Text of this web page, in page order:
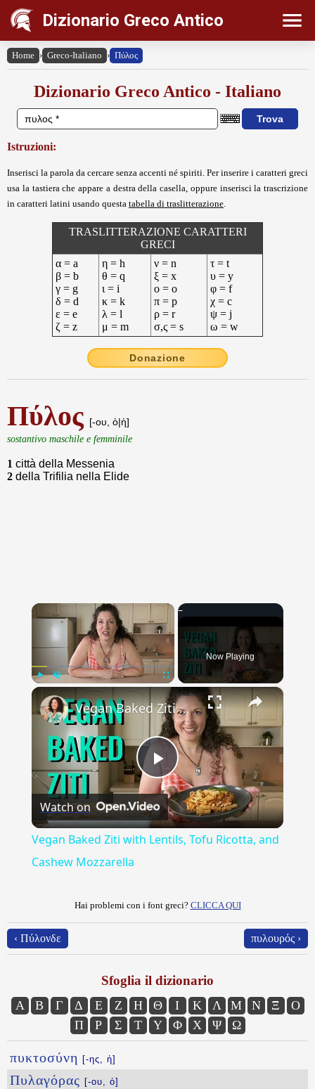
Dizionario Greco Antico
Home › Greco-Italiano › Πύλος
Dizionario Greco Antico - Italiano
Istruzioni:
Inserisci la parola da cercare senza accenti né spiriti. Per inserire i caratteri greci
usa la tastiera che appare a destra della casella, oppure inserisci la trascrizione
in caratteri latini usando questa tabella di traslitterazione
TRASLITTERAZIONE CARATTERI
GRECI
α = a
β = b
γ = g
δ = d
ε = e
ζ = z
η = h
θ = q
ι = i
κ = k
λ = l
μ = m
ν = n
ξ = x
ο = o
π = p
ρ = r
σ,ς = s
τ = t
υ = y
φ = f
χ = c
ψ = j
ω = w
Donazione
Πύλος [-ου, ὁ|ἡ]
sostantivo maschile e femminile
1 città della Messenia
2 della Trifilia nella Elide
×
Fullscreen
Now Playing
×
Play
Video
Vegan Baked Ziti with Lentils, Tofu Ricotta, and Cashew Mozzarella
Watch on
Vegan Baked Ziti with Lentils, Tofu Ricotta, and
Cashew Mozzarella
Hai problemi con i font greci? CLICCA QUI
‹ Πύλονδε πυλουρός ›
Sfoglia il dizionario
Α Β Γ Δ Ε Ζ Η Θ Ι Κ Λ Μ Ν Ξ
Ο
Π
Ρ Σ Τ Υ Φ Χ Ψ Ω
πυκτοσύνη [-ης, ἡ]
Πυλαγόρας [-ου, ὁ]